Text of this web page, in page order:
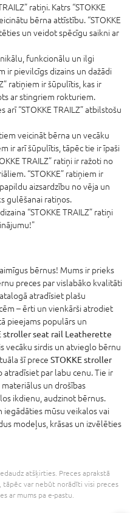
ratiņi. Katrs “STOKKE
bērna attīstību. “STOKKE
un veidot spēcīgu saikni ar
funkcionālu un ilgi
ir pievilcīgs dizains un dažādi
ratiņiem ir šūpulītis, kas ir
ar stingriem rokturiem.
“STOKKE TRAILZ” atbilstošu
veicināt bērna un vecāku
ir arī šūpulītis, tāpēc tie ir īpaši
TRAILZ” ratiņi ir ražoti no
“STOKKE” ratiņiem ir
aizsardzību no vēja un
gulēšanai ratiņos.
“STOKKE TRAILZ” ratiņi
bērnus! Mums ir prieks
preces par vislabāko kvalitāti
atradīsiet plašu
– ērti un vienkārši atrodiet
pieejams populārs un
stroller seat rail Leatherette
vecāku sirdis un atvieglo bērnu
šī prece STOKKE stroller
atradīsiet par labu cenu. Tie ir
un drošības
ikdienu, audzinot bērnus.
mūsu veikalos vai
modeļus, krāsas un izvēlēties
atšķirties. Preces aprakstā
tāpēc var nebūt norādīti visi preces
ar mums pa e-pastu.